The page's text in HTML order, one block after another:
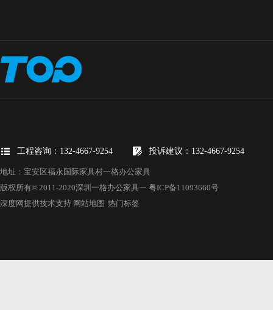
工程咨询：132-4667-9254 投诉建议：132-4667-9254
地址：宝安区福永国际家具村一格办公家具
版权所有© 2011-2020深圳一格办公家具 ㄧ 粤ICP备11093660号
深度网提供技术支持 网站地图 热门标签